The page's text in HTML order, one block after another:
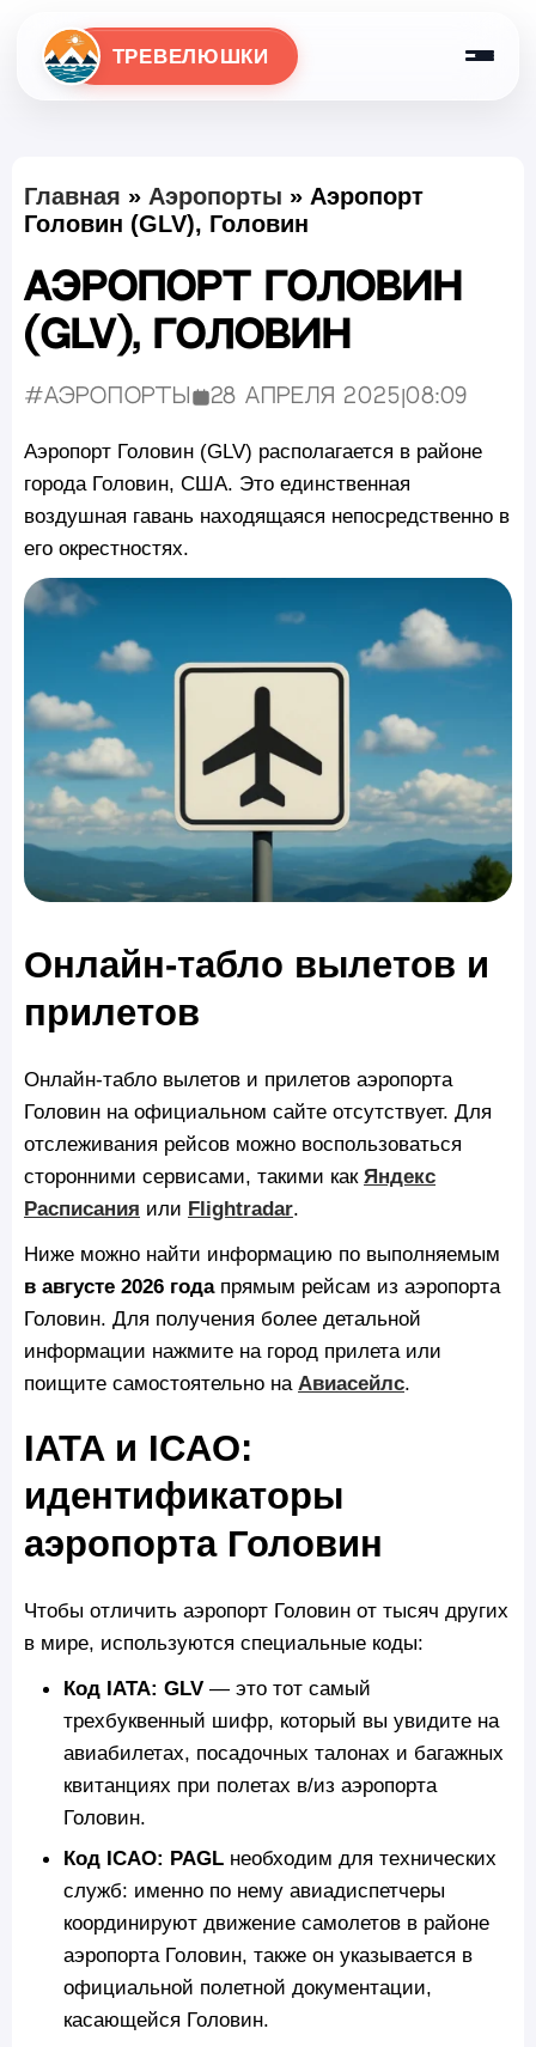
ТРЕВЕЛЮШКИ
Главная » Аэропорты » Аэропорт
Головин (GLV), Головин
Аэропорт Головин
(GLV), Головин
#Аэропорты Опубликовано:
28 апреля 2025 |08:09
Аэропорт Головин (GLV) располагается в районе
города Головин, США. Это единственная
воздушная гавань находящаяся непосредственно в
его окрестностях.
Онлайн-табло вылетов и
прилетов
Онлайн-табло вылетов и прилетов аэропорта
Головин на официальном сайте отсутствует. Для
отслеживания рейсов можно воспользоваться
сторонними сервисами, такими как Яндекс
Расписания или Flightradar.
Ниже можно найти информацию по выполняемым
в августе 2026 годапрямым рейсам из аэропорта
Головин. Для получения более детальной
информации нажмите на город прилета или
поищите самостоятельно на Авиасейлс.
IATA и ICAO:
идентификаторы
аэропорта Головин
Чтобы отличить аэропорт Головин от тысяч других
в мире, используются специальные коды:
Код IATA: GLV— это тот самый
трехбуквенный шифр, который вы увидите на
авиабилетах, посадочных талонах и багажных
квитанциях при полетах в/из аэропорта
Головин.
Код ICAO: PAGLнеобходим для технических
служб: именно по нему авиадиспетчеры
координируют движение самолетов в районе
аэропорта Головин, также он указывается в
официальной полетной документации,
касающейся Головин.